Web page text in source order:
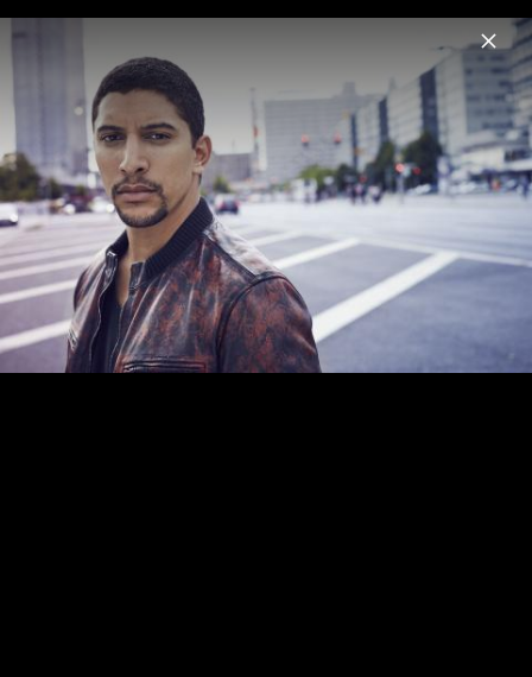
Menu
Andreas Bourani
Home News Musik Videos Fotos Biografie
HEY Live Pressebilder 2015